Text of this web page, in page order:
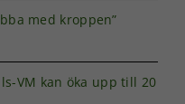
med kroppen”
VM kan öka upp till 20
kunna
förbättra